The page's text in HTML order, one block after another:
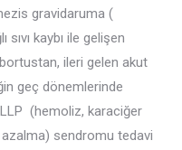
gravidaruma (
kaybı ile gelişen
ileri gelen akut
geç dönemlerinde
(hemoliz, karaciğer
sendromu tedavi